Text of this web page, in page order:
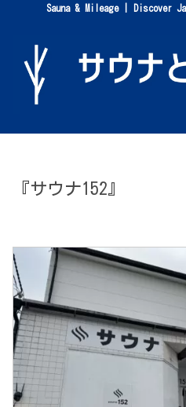
Sauna & Mileage | Discover
『サウナ152』